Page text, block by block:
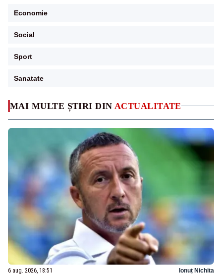
MAI MULTE ȘTIRI DIN ACTUALITATE
6 aug. 2026, 18:51 Ionuț Nichita
Economie
Social
Sport
Sanatate